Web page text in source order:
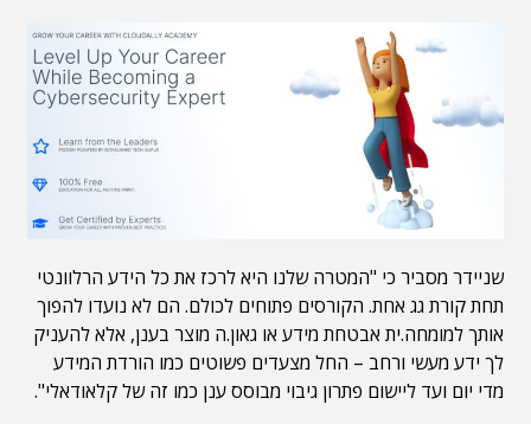
שניידר מסביר כי "המטרה שלנו היא לרכז את כל הידע הרלוונטי
תחת קורת גג אחת. הקורסים פתוחים לכולם. הם לא נועדו להפוך
אותך למומחה.ית אבטחת מידע או גאון.ה מוצר בענן, אלא להעניק
לך ידע מעשי ורחב – החל מצעדים פשוטים כמו הורדת המידע
מדי יום ועד ליישום פתרון גיבוי מבוסס ענן כמו זה של קלאודאלי".